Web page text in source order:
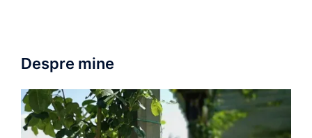
Despre mine